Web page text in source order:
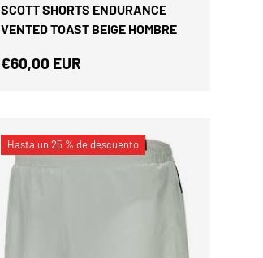
SCOTT SHORTS ENDURANCE
VENTED TOAST BEIGE HOMBRE
Precio normal
€60,00 EUR
Hasta un 25 % de descuento